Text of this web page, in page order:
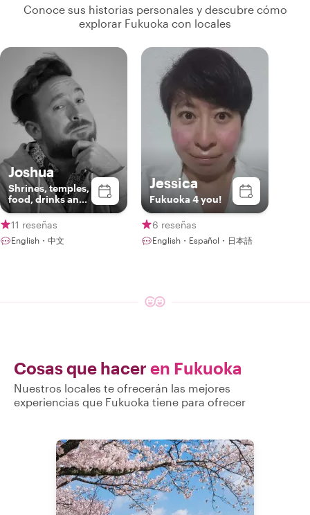
Conoce sus historias personales y descubre cómo
explorar Fukuoka con locales
Joshua
Shrines, temples,
food, drinks and
music!
11 reseñas
English・中文
Jessica
Fukuoka 4 you!
6 reseñas
English・Español・日本語
Cosas que hacer en Fukuoka
Nuestros locales te ofrecerán las mejores
experiencias que Fukuoka tiene para ofrecer